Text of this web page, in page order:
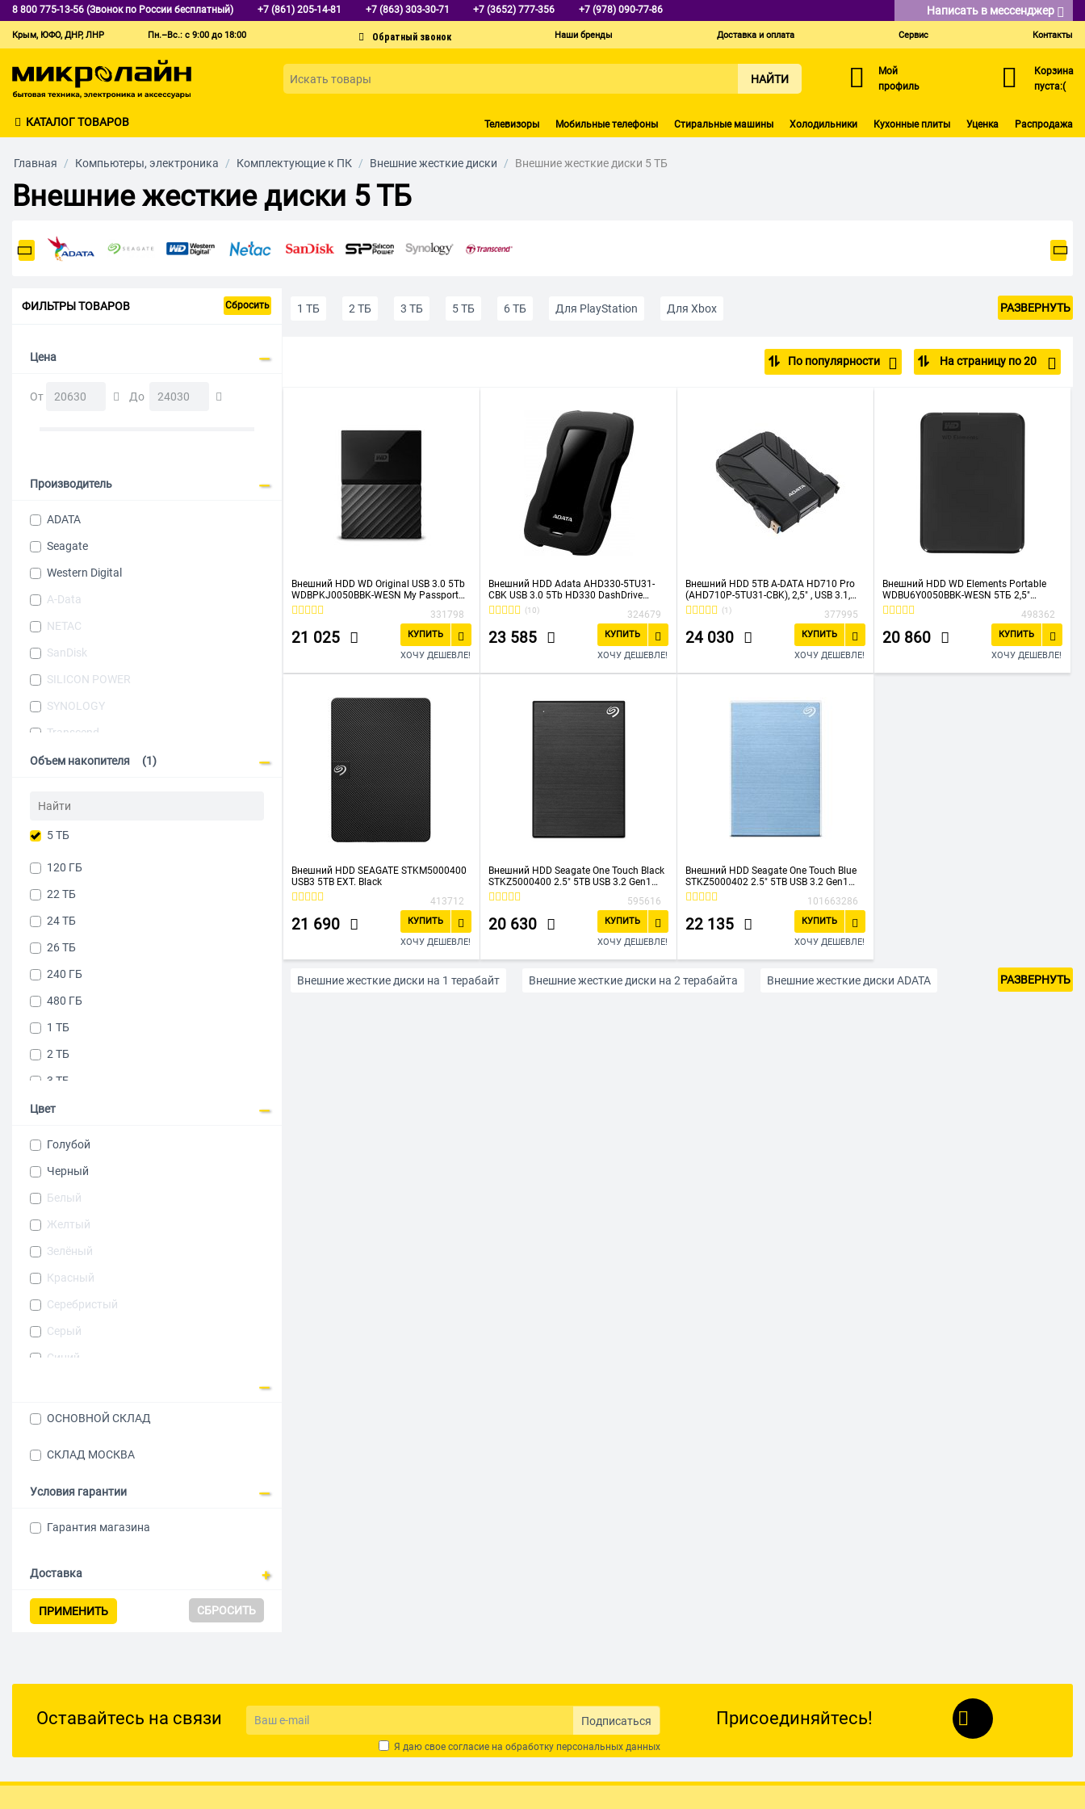
8 800 775-13-56 (Звонок по России бесплатный) +7 (861) 205-14-81 +7 (863) 303-30-71 +7 (3652) 777-356 +7 (978) 090-77-86 Написать в мессенджер
Крым, ЮФО, ДНР, ЛНР Пн.–Вс.: с 9:00 до 18:00 Наши бренды Доставка и оплата Сервис Контакты
НАЙТИ
Мой
профиль
Корзина
пуста:(
КАТАЛОГ ТОВАРОВ Телевизоры Мобильные телефоны Стиральные машины Холодильники Кухонные плиты Уценка Распродажа
Главная / Компьютеры, электроника / Комплектующие к ПК / Внешние жесткие диски / Внешние жесткие диски 5 ТБ
Внешние жесткие диски 5 ТБ
ФИЛЬТРЫ ТОВАРОВ Сбросить
Цена
От До
Производитель
ADATA
Seagate
Western Digital
A-Data
NETAC
SanDisk
SILICON POWER
SYNOLOGY
Transcend
WD
Объем накопителя (1)
5 ТБ
120 ГБ
22 ТБ
24 ТБ
26 ТБ
240 ГБ
480 ГБ
1 ТБ
2 ТБ
3 ТБ
4 ТБ
Цвет
Голубой
Черный
Белый
Желтый
Зелёный
Красный
Серебристый
Серый
Синий
ОСНОВНОЙ СКЛАД
СКЛАД МОСКВА
Условия гарантии
Гарантия магазина
Доставка
ПРИМЕНИТЬ СБРОСИТЬ
1 ТБ 2 ТБ 3 ТБ 5 ТБ 6 ТБ Для PlayStation Для Xbox РАЗВЕРНУТЬ
По популярности На страницу по 20
Внешний HDD WD Original USB 3.0 5Tb
WDBPKJ0050BBK-WESN My Passport
2.5" черный
331798
21 025
КУПИТЬ
ХОЧУ ДЕШЕВЛЕ!
Внешний HDD Adata AHD330-5TU31-
CBK USB 3.0 5Tb HD330 DashDrive
Durable 2.5" черный
(10) 324679
23 585
КУПИТЬ
ХОЧУ ДЕШЕВЛЕ!
Внешний HDD 5TB A-DATA HD710 Pro
(AHD710P-5TU31-CBK), 2,5" , USB 3.1,
черный
(1) 377995
24 030
КУПИТЬ
ХОЧУ ДЕШЕВЛЕ!
Внешний HDD WD Elements Portable
WDBU6Y0050BBK-WESN 5ТБ 2,5"
5400RPM USB 3.0 Black
498362
20 860
КУПИТЬ
ХОЧУ ДЕШЕВЛЕ!
Внешний HDD SEAGATE STKM5000400
USB3 5TB EXT. Black
413712
21 690
КУПИТЬ
ХОЧУ ДЕШЕВЛЕ!
Внешний HDD Seagate One Touch Black
STKZ5000400 2.5" 5TB USB 3.2 Gen1
Type-A
595616
20 630
КУПИТЬ
ХОЧУ ДЕШЕВЛЕ!
Внешний HDD Seagate One Touch Blue
STKZ5000402 2.5" 5TB USB 3.2 Gen1
Type-A
101663286
22 135
КУПИТЬ
ХОЧУ ДЕШЕВЛЕ!
Внешние жесткие диски на 1 терабайт Внешние жесткие диски на 2 терабайта Внешние жесткие диски ADATA РАЗВЕРНУТЬ
Оставайтесь на связи Подписаться
Я даю свое согласие на обработку персональных данных
Присоединяйтесь!